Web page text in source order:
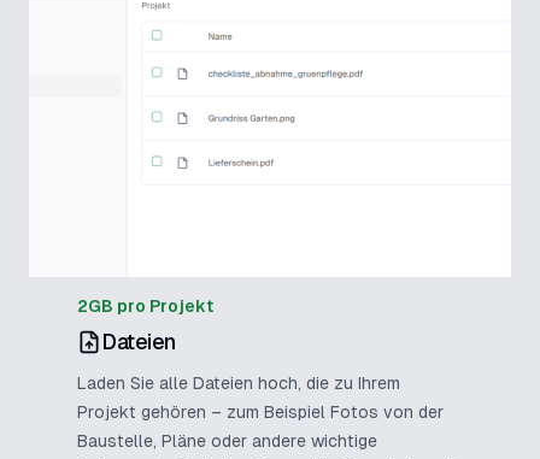
2GB pro Projekt
Dateien
Laden Sie alle Dateien hoch, die zu Ihrem
Projekt gehören – zum Beispiel Fotos von der
Baustelle, Pläne oder andere wichtige